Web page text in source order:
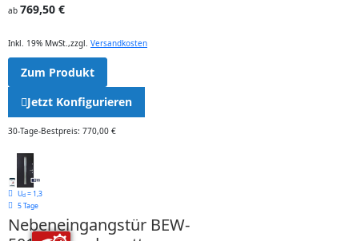
ab 769,50 €
Inkl. 19% MwSt. ,zzgl. Versandkosten
Zum Produkt
Jetzt Konfigurieren
30-Tage-Bestpreis: 770,00 €
Ud = 1,3
5 Tage
Nebeneingangstür BEW-